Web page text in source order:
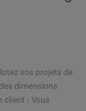
vos projets de
dimensions
client : Vous